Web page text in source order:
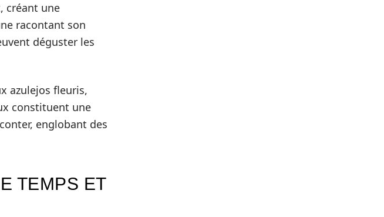
créant une
racontant son
déguster les
azulejos fleuris,
constituent une
englobant des
TEMPS ET